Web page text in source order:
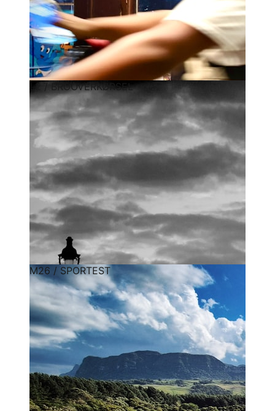
L2 / BROOVERKØRSEL
M26 / SPORTEST